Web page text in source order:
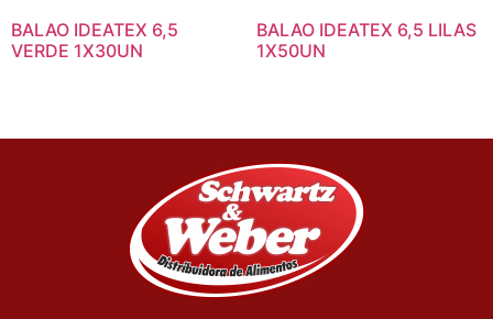
BALAO IDEATEX 6,5
VERDE 1X30UN
BALAO IDEATEX 6,5 LILAS
1X50UN